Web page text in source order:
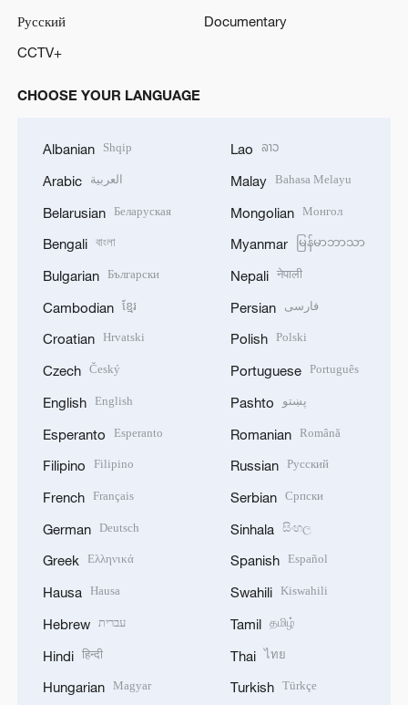
Русский
Documentary
CCTV+
CHOOSE YOUR LANGUAGE
Albanian Shqip
Arabic العربية
Belarusian Беларуская
Bengali বাংলা
Bulgarian Български
Cambodian ខ្មែរ
Croatian Hrvatski
Czech Český
English English
Esperanto Esperanto
Filipino Filipino
French Français
German Deutsch
Greek Ελληνικά
Hausa Hausa
Hebrew עברית
Hindi हिन्दी
Hungarian Magyar
Lao ລາວ
Malay Bahasa Melayu
Mongolian Монгол
Myanmar မြန်မာဘာသာ
Nepali नेपाली
Persian فارسی
Polish Polski
Portuguese Português
Pashto پښتو
Romanian Română
Russian Русский
Serbian Српски
Sinhala සිංහල
Spanish Español
Swahili Kiswahili
Tamil தமிழ்
Thai ไทย
Turkish Türkçe